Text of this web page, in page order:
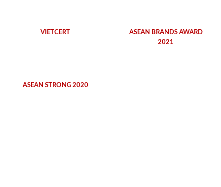
VIETCERT
ASEAN BRANDS AWARD
2021
ASEAN STRONG 2020